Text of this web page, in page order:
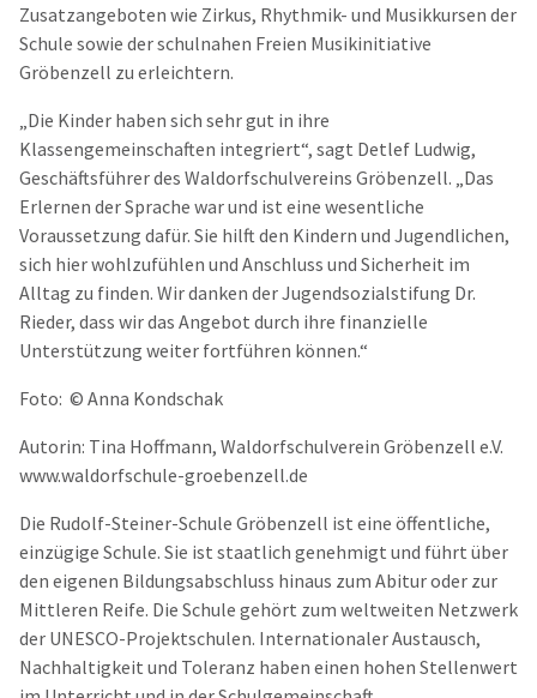
Zusatzangeboten wie Zirkus, Rhythmik- und Musikkursen der
Schule sowie der schulnahen Freien Musikinitiative
Gröbenzell zu erleichtern.
„Die Kinder haben sich sehr gut in ihre
Klassengemeinschaften integriert“, sagt Detlef Ludwig,
Geschäftsführer des Waldorfschulvereins Gröbenzell. „Das
Erlernen der Sprache war und ist eine wesentliche
Voraussetzung dafür. Sie hilft den Kindern und Jugendlichen,
sich hier wohlzufühlen und Anschluss und Sicherheit im
Alltag zu finden. Wir danken der Jugendsozialstifung Dr.
Rieder, dass wir das Angebot durch ihre finanzielle
Unterstützung weiter fortführen können.“
Foto: © Anna Kondschak
Autorin: Tina Hoffmann, Waldorfschulverein Gröbenzell e.V.
www.waldorfschule-groebenzell.de
Die Rudolf-Steiner-Schule Gröbenzell ist eine öffentliche,
einzügige Schule. Sie ist staatlich genehmigt und führt über
den eigenen Bildungsabschluss hinaus zum Abitur oder zur
Mittleren Reife. Die Schule gehört zum weltweiten Netzwerk
der UNESCO-Projektschulen. Internationaler Austausch,
Nachhaltigkeit und Toleranz haben einen hohen Stellenwert